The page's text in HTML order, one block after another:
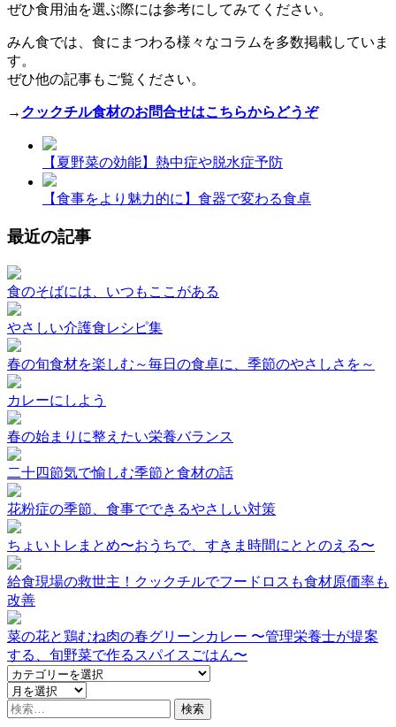
ぜひ食用油を選ぶ際には参考にしてみてください。
みん食では、食にまつわる様々なコラムを多数掲載していま
す。
ぜひ他の記事もご覧ください。
→ クックチル食材のお問合せはこちらからどうぞ
【夏野菜の効能】熱中症や脱水症予防
【食事をより魅力的に】食器で変わる食卓
最近の記事
食のそばには、いつもここがある
やさしい介護食レシピ集
春の旬食材を楽しむ～毎日の食卓に、季節のやさしさを～
カレーにしよう
春の始まりに整えたい栄養バランス
二十四節気で愉しむ季節と食材の話
花粉症の季節、食事でできるやさしい対策
ちょいトレまとめ〜おうちで、すきま時間にととのえる〜
給食現場の救世主！クックチルでフードロスも食材原価率も
改善
菜の花と鶏むね肉の春グリーンカレー 〜管理栄養士が提案
する、旬野菜で作るスパイスごはん〜
検